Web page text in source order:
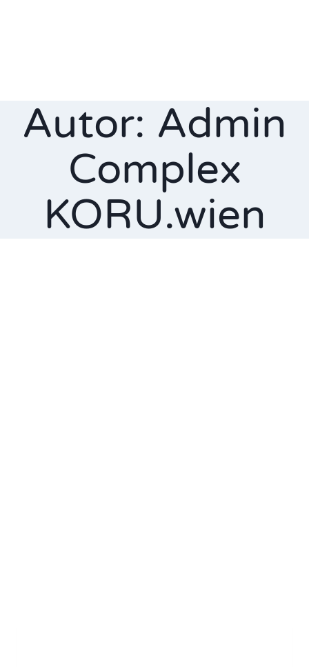
Autor: Admin
Complex
KORU.wien